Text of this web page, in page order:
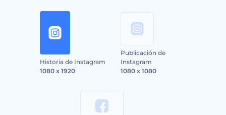
Historia de Instagram
1080 x 1920
Publicación de
Instagram
1080 x 1080